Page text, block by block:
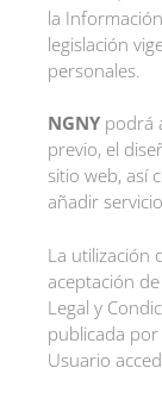
la
legislación
personales.
NGNY podrá
previo, el
sitio web, así
añadir
La utilización
aceptación
Legal y
publicada por
Usuario